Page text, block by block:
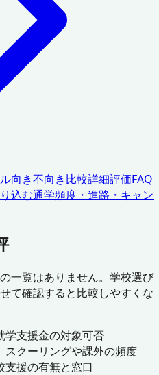
向き不向き比較詳細評価FAQ
込む通学頻度・進路・キャン
一覧はありません。学校選び
て確認すると比較しやすくな
学支援金の対象可否
スクーリングや課外の頻度
支援の有無と窓口